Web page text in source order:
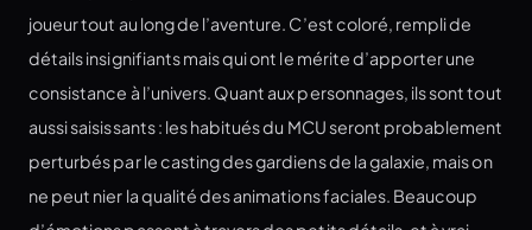
joueur tout au long de l’aventure. C’est coloré, rempli de
détails insignifiants mais qui ont le mérite d’apporter une
consistance à l’univers. Quant aux personnages, ils sont tout
aussi saisissants : les habitués du MCU seront probablement
perturbés par le casting des gardiens de la galaxie, mais on
ne peut nier la qualité des animations faciales. Beaucoup